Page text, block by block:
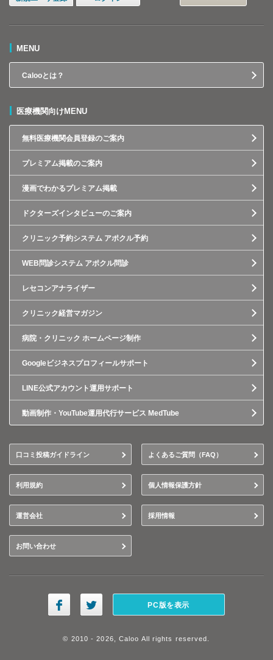
MENU
Calooとは？
医療機関向けMENU
無料医療機関会員登録のご案内
プレミアム掲載のご案内
漫画でわかるプレミアム掲載
ドクターズインタビューのご案内
クリニック予約システム アポクル予約
WEB問診システム アポクル問診
レセコンアナライザー
クリニック経営マガジン
病院・クリニック ホームページ制作
Googleビジネスプロフィールサポート
LINE公式アカウント運用サポート
動画制作・YouTube運用代行サービス MedTube
口コミ投稿ガイドライン よくあるご質問（FAQ）
利用規約 個人情報保護方針
運営会社 採用情報
お問い合わせ
PC版を表示
© 2010 - 2026, Caloo All rights reserved.